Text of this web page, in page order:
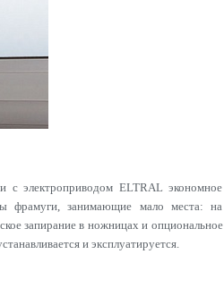
с электроприводом ELTRAL экономное
фрамуги, занимающие мало места: на
запирание в ножницах и опциональное
и эксплуатируется.